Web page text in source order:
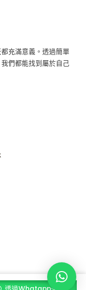
充滿意義。透過簡單
們都能找到屬於自己